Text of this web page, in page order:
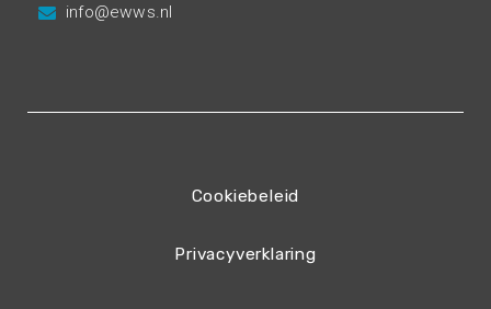
info@ewws.nl
Cookiebeleid
Privacyverklaring